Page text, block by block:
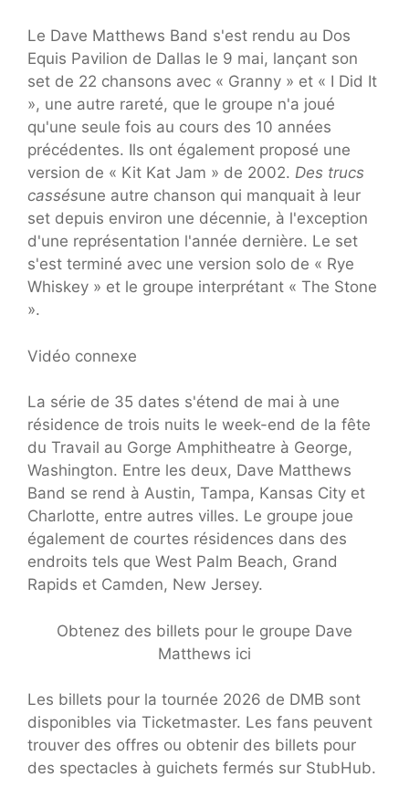
Le Dave Matthews Band s'est rendu au Dos
Equis Pavilion de Dallas le 9 mai, lançant son
set de 22 chansons avec « Granny » et « I Did It
», une autre rareté, que le groupe n'a joué
qu'une seule fois au cours des 10 années
précédentes. Ils ont également proposé une
version de « Kit Kat Jam » de 2002. Des trucs
cassésune autre chanson qui manquait à leur
set depuis environ une décennie, à l'exception
d'une représentation l'année dernière. Le set
s'est terminé avec une version solo de « Rye
Whiskey » et le groupe interprétant « The Stone
».
Vidéo connexe
La série de 35 dates s'étend de mai à une
résidence de trois nuits le week-end de la fête
du Travail au Gorge Amphitheatre à George,
Washington. Entre les deux, Dave Matthews
Band se rend à Austin, Tampa, Kansas City et
Charlotte, entre autres villes. Le groupe joue
également de courtes résidences dans des
endroits tels que West Palm Beach, Grand
Rapids et Camden, New Jersey.
Obtenez des billets pour le groupe Dave
Matthews ici
Les billets pour la tournée 2026 de DMB sont
disponibles via Ticketmaster. Les fans peuvent
trouver des offres ou obtenir des billets pour
des spectacles à guichets fermés sur StubHub.